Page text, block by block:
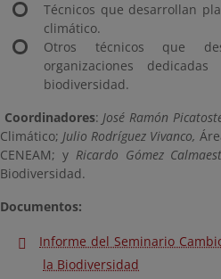
Técnicos que desarrollan
climático.
Otros técnicos que
organizaciones
biodiversidad.
Coordinadores: José Ramón
Climático; Julio Rodríguez Vivanco,
CENEAM; y Ricardo Gómez
Biodiversidad.
Documentos:
Informe del Seminario
la Biodiversidad